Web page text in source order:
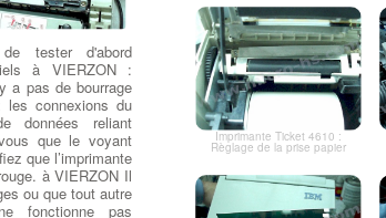
tester d'abord
à VIERZON :
a pas de bourrage
connexions du
données reliant
que le voyant
que l’imprimante
à VIERZON Il
ou que tout autre
fonctionne pas
Imprimante Ticket 4610 :
Règlage de la prise papier